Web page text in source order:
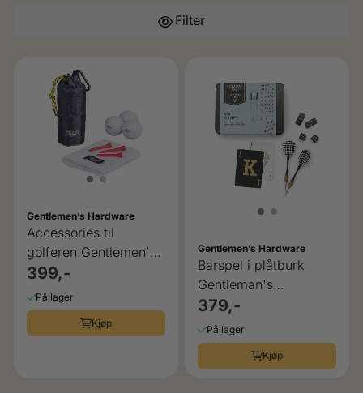
Filter
Gentlemen’s Hardware
Accessories til
golferen Gentlemen`s
Hardware
399,-
På lager
Kjøp
Gentlemen’s Hardware
Barspel i plåtburk
Gentleman's
Hardware
379,-
På lager
Kjøp